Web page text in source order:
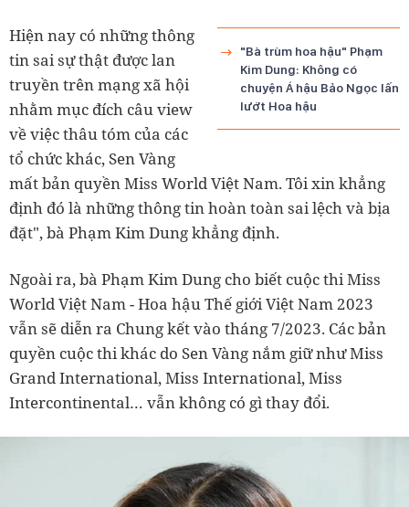
"Bà trùm hoa hậu" Phạm
Kim Dung: Không có
chuyện Á hậu Bảo Ngọc lấn
lướt Hoa hậu
Hiện nay có những thông
tin sai sự thật được lan
truyền trên mạng xã hội
nhằm mục đích câu view
về việc thâu tóm của các
tổ chức khác, Sen Vàng
mất bản quyền Miss World Việt Nam. Tôi xin khẳng
định đó là những thông tin hoàn toàn sai lệch và bịa
đặt", bà Phạm Kim Dung khẳng định.
Ngoài ra, bà Phạm Kim Dung cho biết cuộc thi Miss
World Việt Nam - Hoa hậu Thế giới Việt Nam 2023
vẫn sẽ diễn ra Chung kết vào tháng 7/2023. Các bản
quyền cuộc thi khác do Sen Vàng nắm giữ như Miss
Grand International, Miss International, Miss
Intercontinental… vẫn không có gì thay đổi.